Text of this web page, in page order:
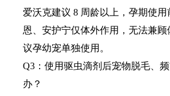
爱沃克建议 8 周龄以上，孕期使
恩、安护宁仅体外作用，无法兼
议孕幼宠单独使用。
Q3：使用驱虫滴剂后宠物脱毛、
办？